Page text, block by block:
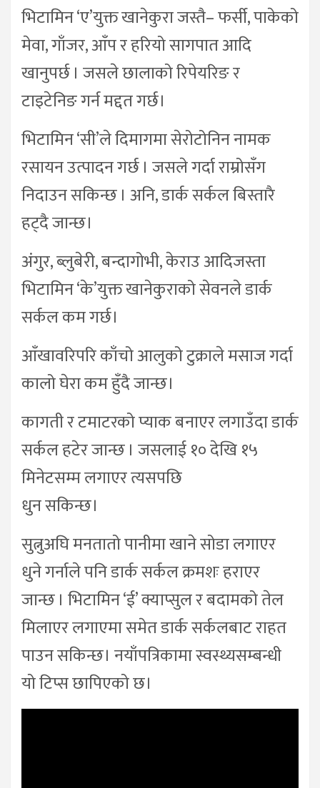
भिटामिन ‘ए’युक्त खानेकुरा जस्तै– फर्सी, पाकेको
मेवा, गाँजर, आँप र हरियो सागपात आदि
खानुपर्छ । जसले छालाको रिपेयरिङ र
टाइटेनिङ गर्न मद्दत गर्छ।
भिटामिन ‘सी’ले दिमागमा सेरोटोनिन नामक
रसायन उत्पादन गर्छ । जसले गर्दा राम्रोसँग
निदाउन सकिन्छ । अनि, डार्क सर्कल बिस्तारै
हट्दै जान्छ।
अंगुर, ब्लुबेरी, बन्दागोभी, केराउ आदिजस्ता
भिटामिन ‘के’युक्त खानेकुराको सेवनले डार्क
सर्कल कम गर्छ।
आँखावरिपरि काँचो आलुको टुक्राले मसाज गर्दा
कालो घेरा कम हुँदै जान्छ।
कागती र टमाटरको प्याक बनाएर लगाउँदा डार्क
सर्कल हटेर जान्छ । जसलाई १० देखि १५
मिनेटसम्म लगाएर त्यसपछि
धुन सकिन्छ।
सुत्नुअघि मनतातो पानीमा खाने सोडा लगाएर
धुने गर्नाले पनि डार्क सर्कल क्रमशः हराएर
जान्छ । भिटामिन ‘ई’ क्याप्सुल र बदामको तेल
मिलाएर लगाएमा समेत डार्क सर्कलबाट राहत
पाउन सकिन्छ। नयाँपत्रिकामा स्वस्थ्यसम्बन्धी
यो टिप्स छापिएको छ।